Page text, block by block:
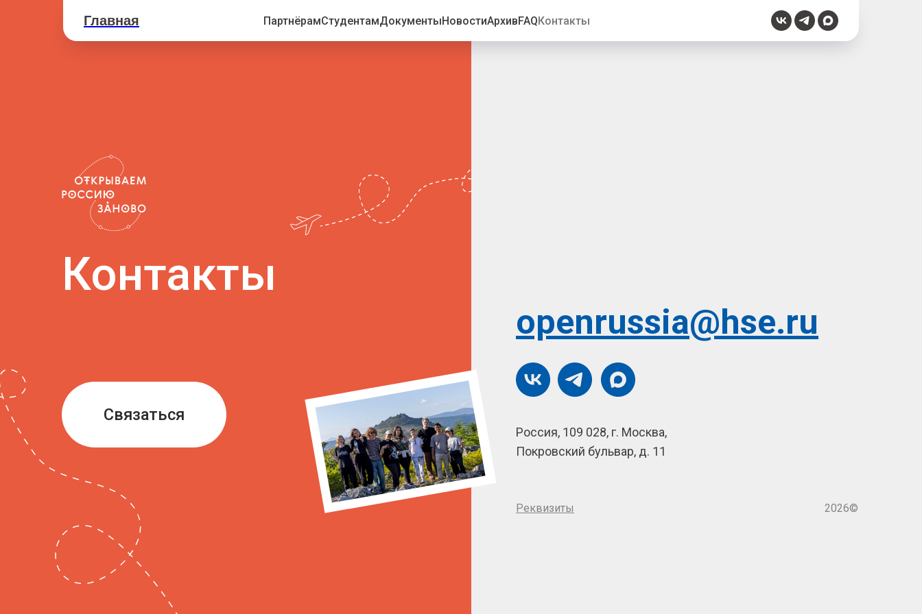
Главная ПартнёрамСтудентамДокументыНовостиАрхивFAQКонтакты
Контакты
2026©
Реквизиты
Россия, 109 028, г. Москва,
Покровский бульвар, д. 11
openrussia@hse.ru